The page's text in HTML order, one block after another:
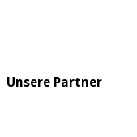
Unsere Partner